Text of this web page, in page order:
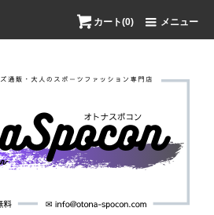
カート(0) メニュー